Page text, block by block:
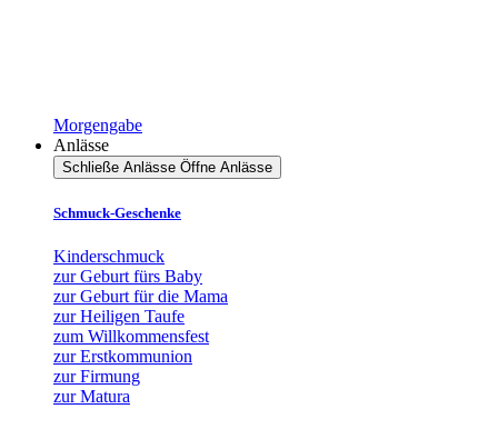
Morgengabe
Anlässe
Schließe Anlässe Öffne Anlässe
Schmuck-Geschenke
Kinderschmuck
zur Geburt fürs Baby
zur Geburt für die Mama
zur Heiligen Taufe
zum Willkommensfest
zur Erstkommunion
zur Firmung
zur Matura